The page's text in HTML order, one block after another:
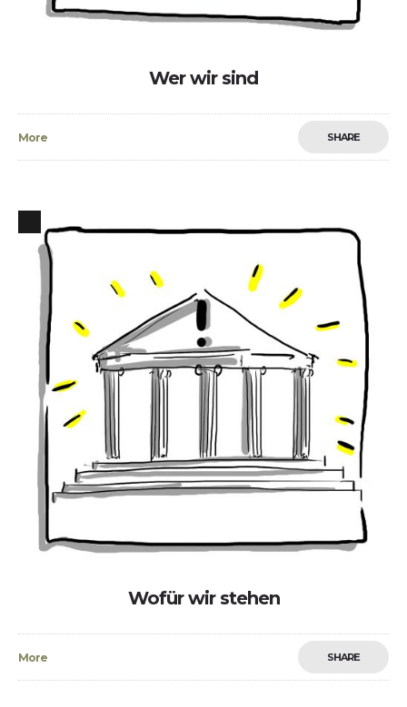
Wer wir sind
More SHARE
Wofür wir stehen
More SHARE